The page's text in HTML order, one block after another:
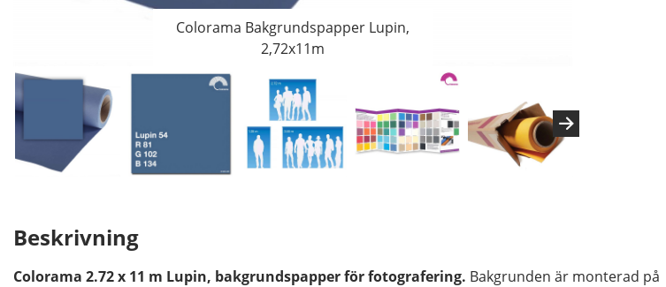
Colorama Bakgrundspapper Lupin,
2,72x11m
Beskrivning
Colorama 2.72 x 11 m Lupin, bakgrundspapper för fotografering. Bakgrunden är monterad på